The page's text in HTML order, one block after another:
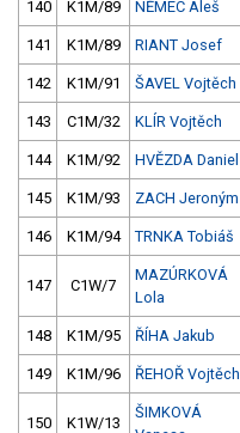
140 K1M/89 NĚMEC Aleš
141 K1M/89 RIANT Josef
142 K1M/91 ŠAVEL Vojtěch
143 C1M/32 KLÍR Vojtěch
144 K1M/92 HVĚZDA Daniel
145 K1M/93 ZACH Jeroným
146 K1M/94 TRNKA Tobiáš
147 C1W/7
MAZÚRKOVÁ
Lola
148 K1M/95 ŘÍHA Jakub
149 K1M/96 ŘEHOŘ Vojtěch
150 K1W/13
ŠIMKOVÁ